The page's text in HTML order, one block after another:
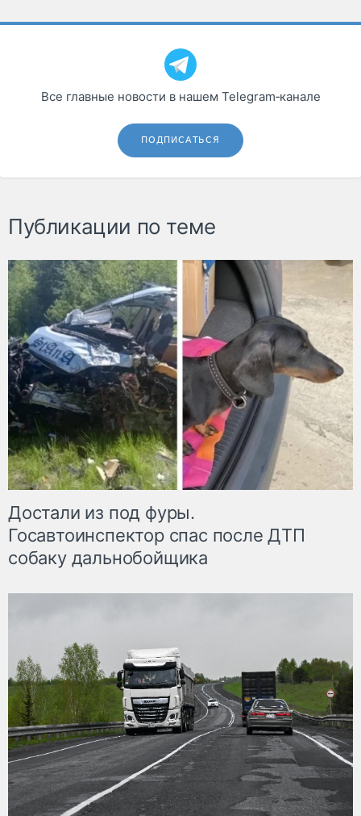
Все главные новости в нашем Telegram‑канале
ПОДПИСАТЬСЯ
Публикации по теме
Достали из под фуры.
Госавтоинспектор спас после ДТП
собаку дальнобойщика